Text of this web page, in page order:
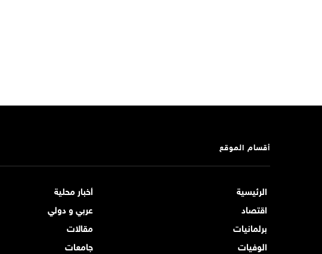
أقسام الموقع
الرئيسية
أخبار محلية
اقتصاد
عربي و دولي
برلمانيات
مقالات
الوفيات
جامعات